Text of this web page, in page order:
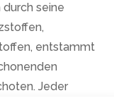
seine
entstammt
Jeder